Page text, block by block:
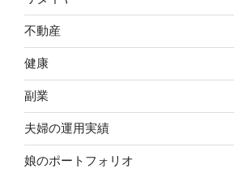
不動産
健康
副業
夫婦の運用実績
娘のポートフォリオ